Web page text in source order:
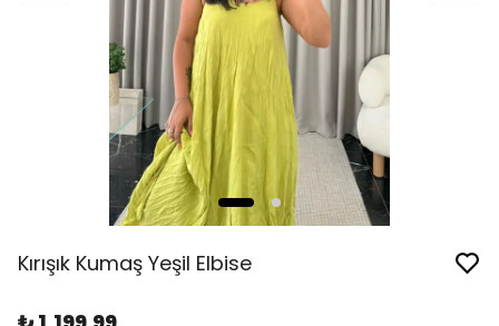
Kırışık Kumaş Yeşil Elbise